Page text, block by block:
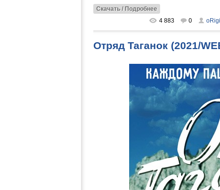
Скачать / Подробнее
4 883
0 oRigi
Отряд Таганок (2021/